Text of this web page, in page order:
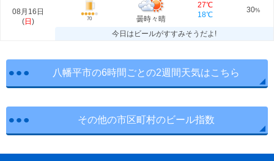
08月16日
(日 ) 70 曇時々晴
27℃
18℃
30%
今日はビールがすすみそうだよ!
八幡平市の6時間ごとの2週間天気はこちら
その他の市区町村のビール指数